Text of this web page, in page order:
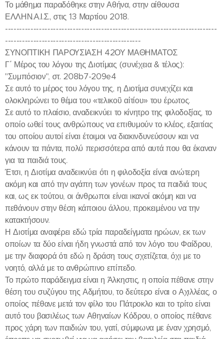
Το μάθημα παραδόθηκε στην Αθήνα, στην αίθουσα
ΕΛΛΗΝ.Α.Ι.Σ., στις 13 Μαρτίου 2018.
---------------------------------------------------------------------------
------------------------------------------------
ΣΥΝΟΠΤΙΚΗ ΠΑΡΟΥΣΙΑΣΗ 42ΟΥ ΜΑΘΗΜΑΤΟΣ
Γ΄ Μέρος του λόγου της Διοτίμας (συνέχεια & τέλος):
"Συμπόσιον", στ. 208b7-209e4
Σε αυτό το μέρος του λόγου της, η Διοτίμα συνεχίζει και
ολοκληρώνει το θέμα του «τελικοῦ αἰτίου» του έρωτος.
Σε αυτό το πλαίσιο, αναδεικνύει το κίνητρο της φιλοδοξίας, το
οποίο ωθεί τους ανθρώπους να επιθυμούν το κλέος, εξαιτίας
του οποίου αυτοί είναι έτοιμοι να διακινδυνεύσουν και να
κάνουν τα πάντα, πολύ περισσότερα από αυτά που θα έκαναν
για τα παιδιά τους.
Έτσι, η Διοτίμα αναδεικνύει ότι η φιλοδοξία είναι ανώτερη
ακόμη και από την αγάπη των γονέων προς τα παιδιά τους
και, ως εκ τούτου, οι άνθρωποι είναι ικανοί ακόμη και να
πεθάνουν στην θέση κάποιου άλλου, προκειμένου να την
κατακτήσουν.
Η Διοτίμα αναφέρει εδώ τρία παραδείγματα ηρώων, εκ των
οποίων τα δύο είναι ήδη γνωστά από τον λόγο του Φαίδρου,
με την διαφορά ότι εδώ η δράση τους σχετίζεται, όχι με το
νοητό, αλλά με το ανθρώπινο επίπεδο.
Το πρώτο παράδειγμα είναι η Άλκηστις, η οποία πέθανε στην
θέση του συζύγου της Αδμήτου, το δεύτερο είναι ο Αχιλλέας, ο
οποίος πέθανε μετά τον φίλο του Πάτροκλο και το τρίτο είναι
αυτό του βασιλέως των Αθηναίων Κόδρου, ο οποίος πέθανε
προς χάρη των παιδιών του, γατί, σύμφωνα με έναν χρησμό,